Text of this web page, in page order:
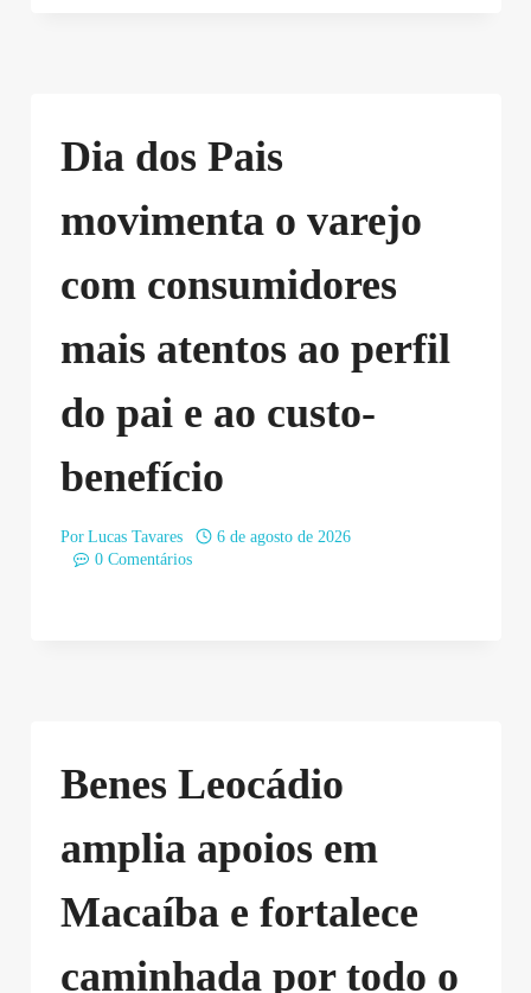
Dia dos Pais
movimenta o varejo
com consumidores
mais atentos ao perfil
do pai e ao custo-
benefício
Por Lucas Tavares
6 de agosto de 2026
0 Comentários
Benes Leocádio
amplia apoios em
Macaíba e fortalece
caminhada por todo o